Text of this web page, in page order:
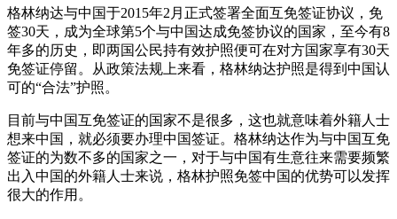
格林纳达与中国于2015年2月正式签署全面互免签证协议，免
签30天，成为全球第5个与中国达成免签协议的国家，至今有8
年多的历史，即两国公民持有效护照便可在对方国家享有30天
免签证停留。从政策法规上来看，格林纳达护照是得到中国认
可的“合法”护照。
目前与中国互免签证的国家不是很多，这也就意味着外籍人士
想来中国，就必须要办理中国签证。格林纳达作为与中国互免
签证的为数不多的国家之一，对于与中国有生意往来需要频繁
出入中国的外籍人士来说，格林护照免签中国的优势可以发挥
很大的作用。